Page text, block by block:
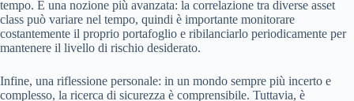
tempo. E una nozione più avanzata: la correlazione tra diverse asset
class può variare nel tempo, quindi è importante monitorare
costantemente il proprio portafoglio e ribilanciarlo periodicamente per
mantenere il livello di rischio desiderato.
Infine, una riflessione personale: in un mondo sempre più incerto e
complesso, la ricerca di sicurezza è comprensibile. Tuttavia, è